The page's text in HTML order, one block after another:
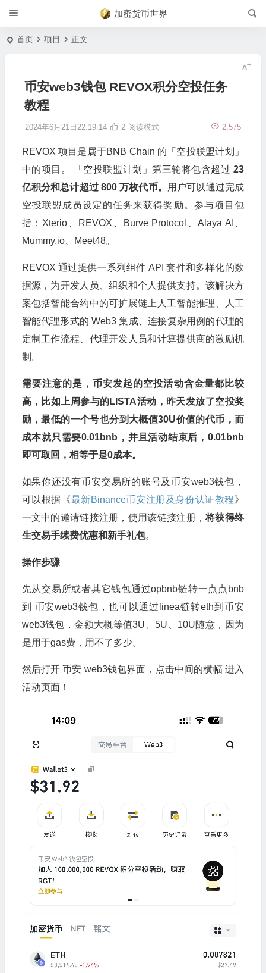
加密货币世界
首页 项目 正文
币安web3钱包 REVOX积分空投任务
教程
2024年6月21日22:19:14 2,575
2 阅读模式
REVOX 项目是属于BNB Chain 的「空投联盟计划」
中的项目。 「空投联盟计划」第三轮将包含超过 23
亿积分和总计超过 800 万枚代币。
用户可以通过完成
空投联盟成员设定的任务来获得奖励。参与项目包
括：Xterio、REVOX、Burve Protocol、Alaya AI、
Mummy.io、Meet48。
REVOX 通过提供一系列组件 API 套件和多样化的数
据源，为开发人员、组织和个人提供支持。该解决方
案包括智能合约中的可扩展链上人工智能推理、人工
智能代理形式的 Web3 集成、连接复杂用例的代理的
定制工作流程、代理开发人员和计算提供商的激励机
制。
需要注意的是，币安发起的空投活动含金量都比较
高，比如上周参与的LISTA活动，昨天发放了空投奖
励，最低的一个号也分到大概值30U价值的代币，而
成本就只需要0.01bnb，并且活动结束后，0.01bnb
即可取回，相等于是0成本。
如果你还没有币安交易所的账号及币安web3钱包，
可以根据《最新Binance币安注册及身份认证教程》
一文中的邀请链接注册，使用该链接注册，将获得终
生交易手续费优惠和新手礼包。
操作步骤
先从交易所或者其它钱包通过opbnb链转一点点bnb
到 币安web3钱包，也可以通过linea链转eth到币安
web3钱包，金额大概等值3U、5U、10U随意，因为
是用于gas费，用不了多少。
然后打开 币安 web3钱包界面，点击中间的横幅 进入
活动页面！